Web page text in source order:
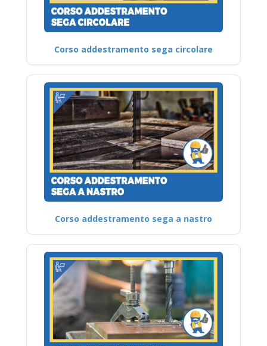
Corso addestramento sega circolare
Corso addestramento sega a nastro